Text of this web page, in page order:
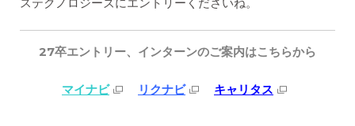
ステクノロジーズにエントリーくださいね。
27卒エントリー、インターンのご案内はこちらから
マイナビ リクナビ キャリタス